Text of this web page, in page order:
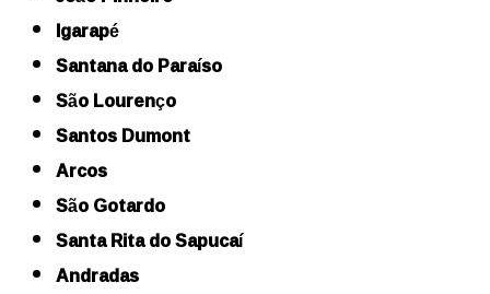
Igarapé
Santana do Paraíso
São Lourenço
Santos Dumont
Arcos
São Gotardo
Santa Rita do Sapucaí
Andradas